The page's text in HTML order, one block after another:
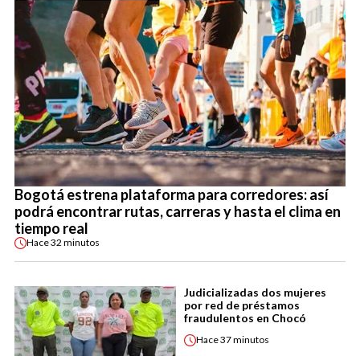
Bogotá estrena plataforma para corredores: así
podrá encontrar rutas, carreras y hasta el clima en
tiempo real
Hace32 minutos
Judicializadas dos mujeres
por red de préstamos
fraudulentos en Chocó
Hace37 minutos